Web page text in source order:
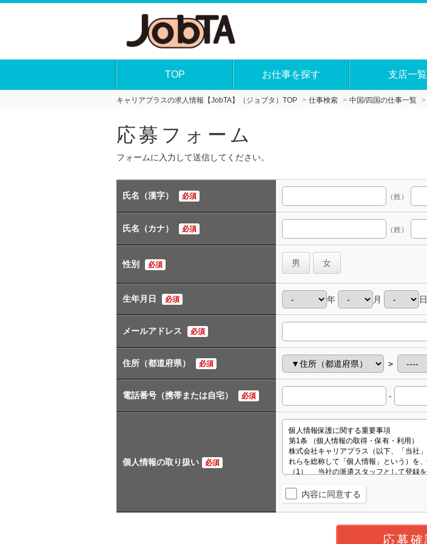
TOP お仕事を探す 支店一覧
キャリアプラスの求人情報【JobTA】（ジョブタ）TOP 仕事検索 中国/四国の仕事一覧
応募フォーム
フォームに入力して送信してください。
氏名（漢字） 必須 （姓）
氏名（カナ） 必須 （姓）
性別 必須 男 女
生年月日 必須 年 月 日
メールアドレス 必須
住所（都道府県） 必須 ＞
電話番号（携帯または自宅） 必須 -
個人情報の取り扱い 必須
内容に同意する